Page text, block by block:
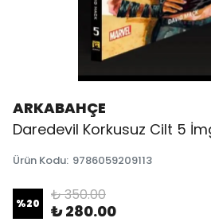
ARKABAHÇE
Daredevil Korkusuz Cilt 5
Ürün Kodu: 9786059209113
%20 ₺ 350.00
₺ 280.00